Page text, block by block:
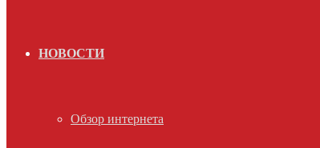
НОВОСТИ
Обзор интернета